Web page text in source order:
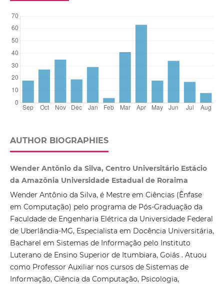
AUTHOR BIOGRAPHIES
Wender Antônio da Silva, Centro Universitário Estácio
da Amazônia Universidade Estadual de Roraima
Wender Antônio da Silva, é Mestre em Ciências (Ênfase
em Computação) pelo programa de Pós-Graduação da
Faculdade de Engenharia Elétrica da Universidade Federal
de Uberlândia-MG, Especialista em Docência Universitária,
Bacharel em Sistemas de Informação pelo Instituto
Luterano de Ensino Superior de Itumbiara, Goiás . Atuou
como Professor Auxiliar nos cursos de Sistemas de
Informação, Ciência da Computação, Psicologia,